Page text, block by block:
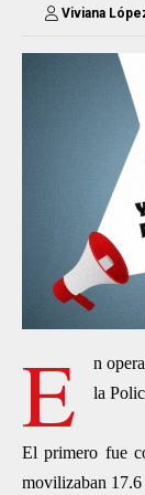
Viviana
E
n
la
El primero fue
movilizaban 17.6